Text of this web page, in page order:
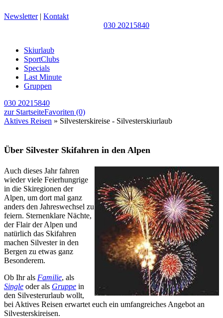
Newsletter| Kontakt
030 20215840
Skiurlaub
SportClubs
Specials
Last Minute
Gruppen
030 20215840
zur StartseiteFavoriten (0)
Aktives Reisen » Silvesterskireise - Silvesterskiurlaub
Über Silvester Skifahren in den Alpen
Auch dieses Jahr fahren
wieder viele Feierhungrige
in die Skiregionen der
Alpen, um dort mal ganz
anders den Jahreswechsel zu
feiern. Sternenklare Nächte,
der Flair der Alpen und
natürlich das Skifahren
machen Silvester in den
Bergen zu etwas ganz
Besonderem.
Ob Ihr als Familie, als
Single oder als Gruppe in
den Silvesterurlaub wollt,
bei Aktives Reisen erwartet euch ein umfangreiches Angebot an
Silvesterskireisen.